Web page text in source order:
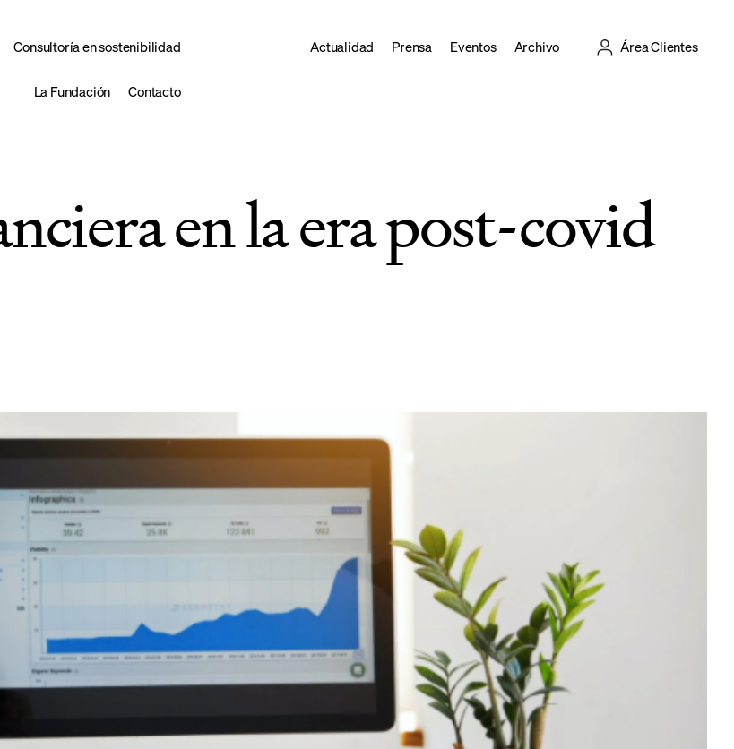
Consultoría en sostenibilidad
La Fundación Contacto
Actualidad Prensa Eventos Archivo Área Clientes
en la era post-covid